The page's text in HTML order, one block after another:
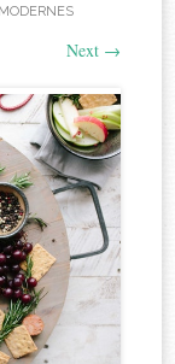
Next →